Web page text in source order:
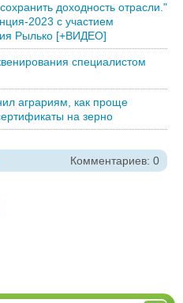
доходность отрасли."
2023 с участием
Рылько [+ВИДЕО]
специалистом
аграриям, как проще
на зерно
Комментариев: 0